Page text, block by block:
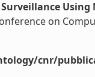
on
cnr/